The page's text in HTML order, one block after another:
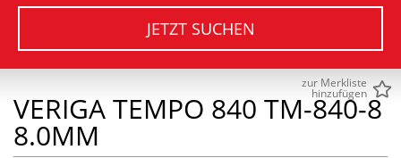
JETZT SUCHEN
zur Merkliste
hinzufügen
VERIGA TEMPO 840 TM-840-8
8.0MM